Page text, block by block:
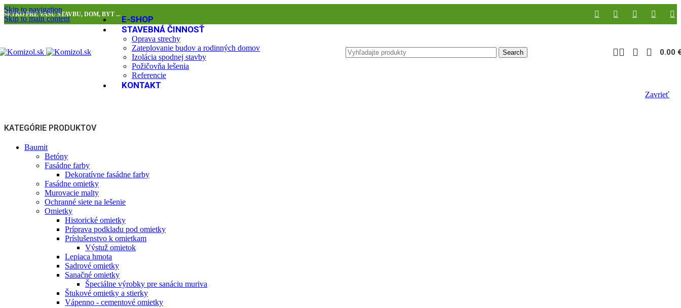
Skip to navigation
Skip to main content
PRE VAŠU STAVBU, DOM, BYT ... E-SHOP
STAVEBNÁ ČINNOSŤ
Oprava strechy
Zateplovanie budov a rodinných domov
Izolácia spodnej stavby
Požičovňa lešenia
Referencie
KONTAKT
Search 0.00
Zavrieť
KATEGÓRIE PRODUKTOV
Baumit
Betóny
Fasádne farby
Dekoratívne fasádne farby
Fasádne omietky
Murovacie malty
Ochranné siete na lešenie
Omietky
Historické omietky
Príprava podkladu pod omietky
Príslušenstvo k omietkam
Výstuž omietok
Lepiaca hmota
Sadrové omietky
Sanačné omietky
Špeciálne výrobky pre sanáciu muriva
Štukové omietky a stierky
Vápenno - cementové omietky